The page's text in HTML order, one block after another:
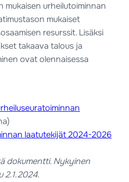
mukaisen urheilutoiminnan
mukaiset
resurssit. Lisäksi
takaava talous ja
ovat olennaisessa
laatutekijät 2024-2026
dokumentti. Nykyinen
2.1.2024.